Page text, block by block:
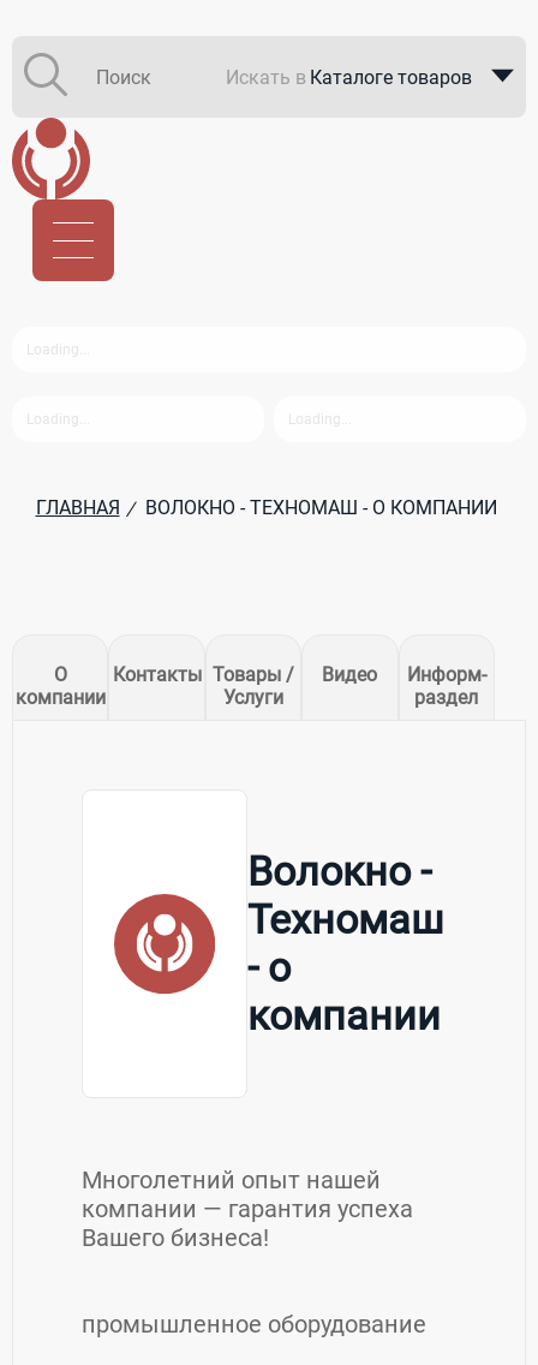
Искать в Каталоге товаров
ГЛАВНАЯ / ВОЛОКНО - ТЕХНОМАШ - О КОМПАНИИ
О
компании
Контакты Товары /
Услуги
Видео
Информ-
раздел
Волокно -
Техномаш
- о
компании
Многолетний опыт нашей
компании — гарантия успеха
Вашего бизнеса!
промышленное оборудование